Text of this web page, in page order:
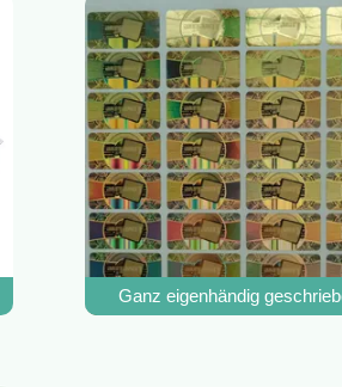
Maßgeschneiderter Klebstoff
Ganz eigenhändig